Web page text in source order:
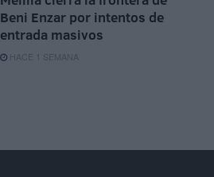
Beni Enzar por intentos de
entrada masivos
HACE 1 SEMANA